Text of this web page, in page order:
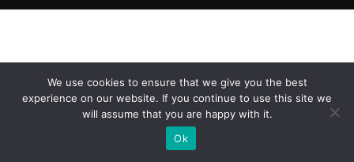
We use cookies to ensure that we give you the best
experience on our website. If you continue to use this site we
will assume that you are happy with it.
Ok